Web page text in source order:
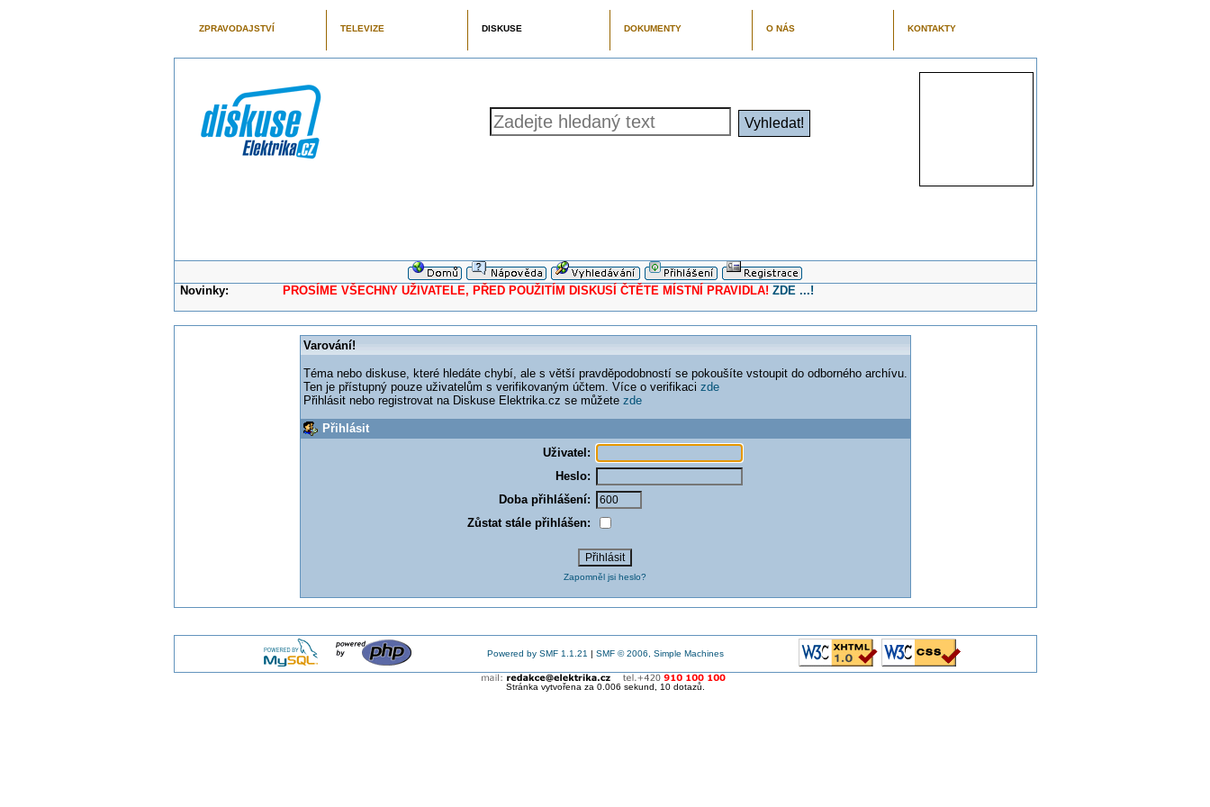
ZPRAVODAJSTVÍ TELEVIZE DISKUSE DOKUMENTY O NÁS KONTAKTY
Novinky: PROSÍME VŠECHNY UŽIVATELE, PŘED POUŽITÍM DISKUSÍ ČTĚTE MÍSTNÍ PRAVIDLA! ZDE ...!
Varování!
Téma nebo diskuse, které hledáte chybí, ale s větší pravděpodobností se pokoušíte vstoupit do odborného archívu.
Ten je přístupný pouze uživatelům s verifikovaným účtem. Více o verifikaci zde
Přihlásit nebo registrovat na Diskuse Elektrika.cz se můžete zde
Přihlásit
Uživatel:
Heslo:
Doba přihlášení:
Zůstat stále přihlášen:
Zapomněl jsi heslo?
Powered by SMF 1.1.21 | SMF © 2006, Simple Machines
Stránka vytvořena za 0.006 sekund, 10 dotazů.